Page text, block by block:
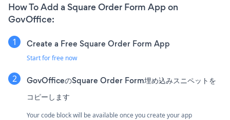
How To Add a Square Order Form App on
GovOffice:
Create a Free Square Order Form App
Start for free now
GovOfficeのSquare Order Form埋め込みスニペットを
コピーします
Your code block will be available once you create your app